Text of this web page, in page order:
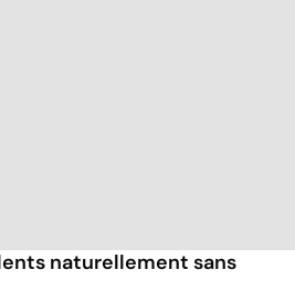
naturellement sans